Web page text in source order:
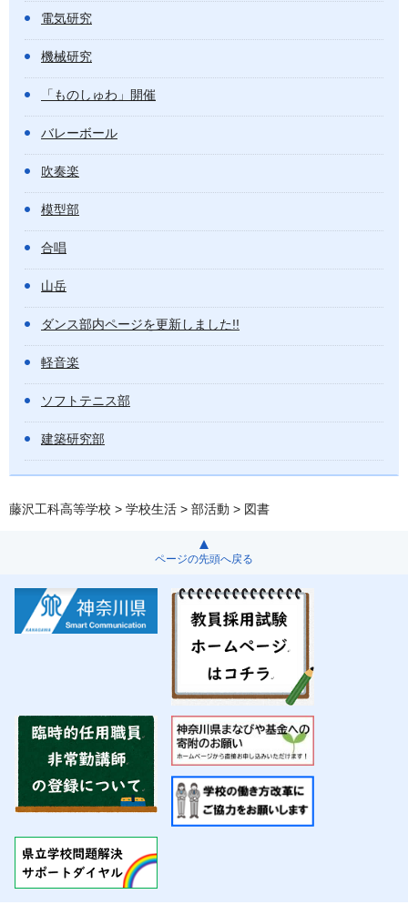
電気研究
機械研究
「ものしゅわ」開催
バレーボール
吹奏楽
模型部
合唱
山岳
ダンス部内ページを更新しました!!
軽音楽
ソフトテニス部
建築研究部
藤沢工科高等学校 > 学校生活 > 部活動 > 図書
ページの先頭へ戻る